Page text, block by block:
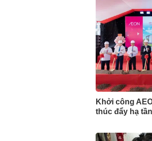
Khởi công
thúc đẩy hạ